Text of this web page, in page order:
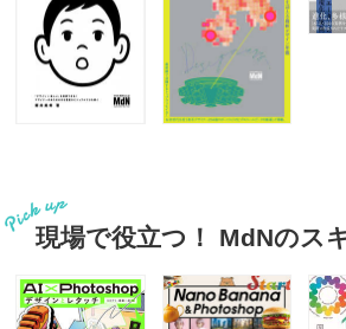
現場で役立つ！ MdNのス